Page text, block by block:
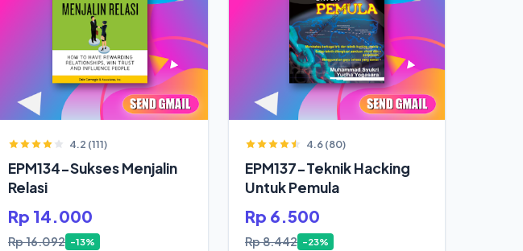
4.2 (111)
EPM134-Sukses Menjalin
Relasi
Rp 14.000
Rp 16.092 -13%
4.6 (80)
EPM137-Teknik Hacking
Untuk Pemula
Rp 6.500
Rp 8.442 -23%